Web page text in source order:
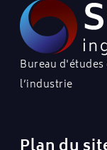
Bureau
l’industrie